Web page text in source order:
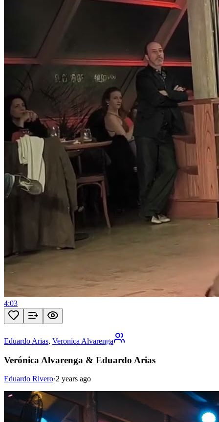
4:03
Eduardo Arias, Veronica Alvarenga
Verónica Alvarenga & Eduardo Arias
Eduardo Rivero·2 years ago